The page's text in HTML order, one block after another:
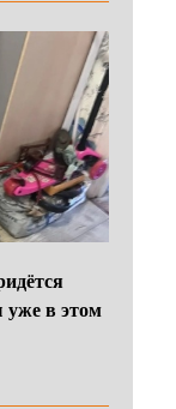
уже в этом